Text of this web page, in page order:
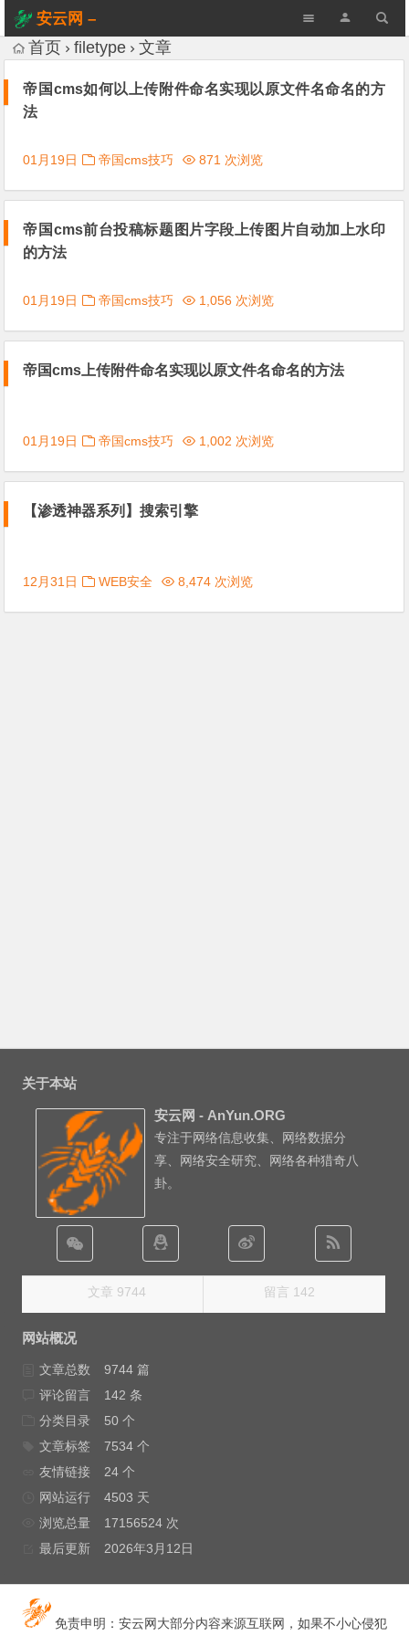
安云网 –
AnYun.ORG
首页 filetype 文章
帝国cms如何以上传附件命名实现以原文件名命名的方
法
01月19日 帝国cms技巧 871 次浏览
帝国cms前台投稿标题图片字段上传图片自动加上水印
的方法
01月19日 帝国cms技巧 1,056 次浏览
帝国cms上传附件命名实现以原文件名命名的方法
01月19日 帝国cms技巧 1,002 次浏览
【渗透神器系列】搜索引擎
12月31日 WEB安全 8,474 次浏览
关于本站
安云网 - AnYun.ORG
专注于网络信息收集、网络数据分
享、网络安全研究、网络各种猎奇八
卦。
文章 9744 留言 142
网站概况
文章总数
9744 篇
评论留言
142 条
分类目录
50 个
文章标签
7534 个
友情链接
24 个
网站运行
4503 天
浏览总量
17156524 次
最后更新
2026年3月12日
免责申明：安云网大部分内容来源互联网，如果不小心侵犯